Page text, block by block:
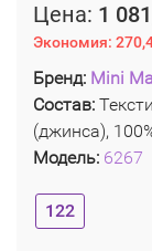
Цена: 1
Экономия:
Бренд: Mini
Состав:
(джинса),
Модель: 6267
122